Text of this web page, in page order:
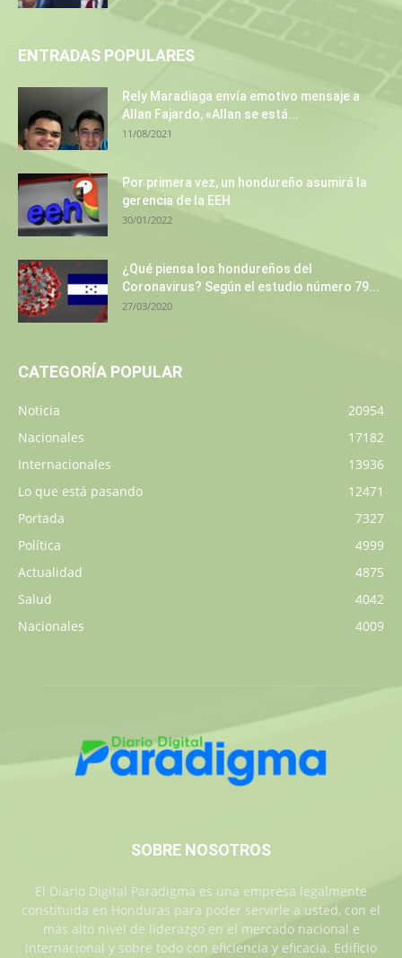
ENTRADAS POPULARES
Rely Maradiaga envía emotivo mensaje a
Allan Fajardo, «Allan se está...
11/08/2021
Por primera vez, un hondureño asumirá la
gerencia de la EEH
30/01/2022
¿Qué piensa los hondureños del
Coronavirus? Según el estudio número 79...
27/03/2020
CATEGORÍA POPULAR
Noticia
20954
Nacionales
17182
Internacionales
13936
Lo que está pasando
12471
Portada
7327
Política
4999
Actualidad
4875
Salud
4042
Nacionales
4009
SOBRE NOSOTROS
El Diario Digital Paradigma es una empresa legalmente
constituida en Honduras para poder servirle a usted, con el
más alto nivel de liderazgo en el mercado nacional e
internacional y sobre todo con eficiencia y eficacia. Edificio